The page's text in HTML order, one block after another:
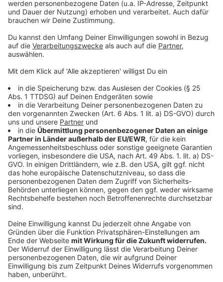
Beantragen von Fördermitteln für Unternehmens- und
Gründungsberatungen sowie bei der Akquise von
2021 standen unter dem Strich 545 bewilligte Förder­
anträge, die im Zehn-Jahres-Vergleich ein
durchschnittliches Ergebnis darstellen. Die 545
bewilligten Förderanträge führten zu einem
eingeworbenen Fördermittelvolumen in Höhe von zirka
973.000 Euro. Es ist die dritthöchste Summe seit der
Gründung der WFM im Jahr 2004.
Mehr als die Hälfte der eingeworbenen Mittel
resultierte aus dem „Gründerstipendium“. Das Land
NRW genehmigte auf Anraten der WFM im Jahr 2021
insgesamt 41 Anträge und stellte innovativen
Verfügung. Die zweithöchste Fördermittelsumme in
Höhe von knapp 190.000 Euro resultierte aus der
Vergabe von fünf Mikrodarlehen. Mit diesem
Instrument unterstützt die NRW.BANK im Auftrag des
NRW-Wirtschaftsministeriums in Zusammenarbeit mit